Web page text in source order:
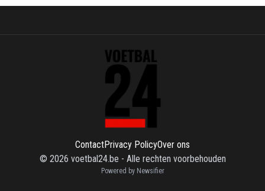
ContactPrivacy PolicyOver ons
© 2026 voetbal24.be - Alle rechten voorbehouden
Powered by Newsifier